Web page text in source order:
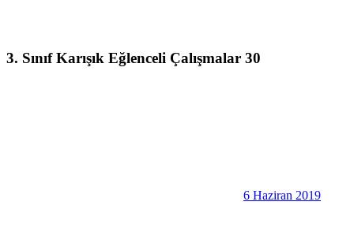
3. Sınıf Karışık Eğlenceli Çalışmalar 30
6 Haziran 2019